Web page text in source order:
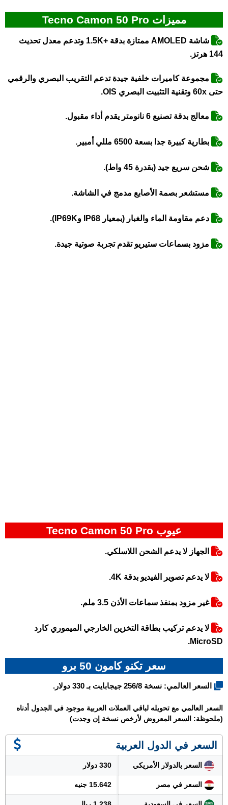
مميزات Tecno Camon 50 Pro
شاشة AMOLED ممتازة بدقة +1.5K وتدعم معدل تحديث
144 هرتز.
مجموعة كاميرات خلفية جيدة تدعم التقريب البصري والرقمي
حتى 60x وتقنية التثبيت البصري OIS.
معالج بدقة تصنيع 6 نانومتر يقدم أداء مقبول.
بطارية كبيرة جدا بسعة 6500 مللي أمبير.
شحن سريع جيد (بقدرة 45 واط).
مستشعر بصمة الأصابع مدمج في الشاشة.
دعم مقاومة الماء والغبار (بمعيار IP68 وIP69K).
مزود بسماعات ستيريو تقدم تجربة صوتية جيدة.
عيوب Tecno Camon 50 Pro
الجهاز لا يدعم الشحن اللاسلكي.
لا يدعم تصوير الفيديو بدقة 4K.
غير مزود بمنفذ سماعات الأذن 3.5 ملم.
لا يدعم تركيب بطاقة التخزين الخارجي الميموري كارد
MicroSD.
سعر تكنو كامون 50 برو
السعر العالمي: نسخة 256/8 جيجابايت بـ 330 دولار.
السعر العالمي مع تحويله لباقي العملات العربية موجود في الجدول أدناه
(ملحوظة: السعر المعروض لأرخص نسخة إن وجدت)
السعر في الدول العربية
السعر بالدولار الأمريكي 330 دولار
السعر في مصر 15.642 جنيه